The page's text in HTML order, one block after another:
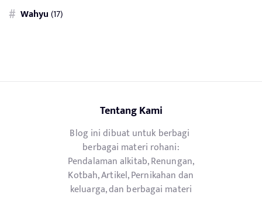
Wahyu(17)
Tentang Kami
Blog ini dibuat untuk berbagi
berbagai materi rohani:
Pendalaman alkitab, Renungan,
Kotbah, Artikel, Pernikahan dan
keluarga, dan berbagai materi